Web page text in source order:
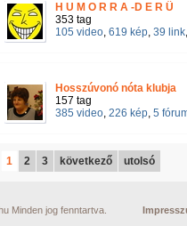
H U M O R R A -D E R Ü
353 tag
105 video, 619 kép, 39 link
Hosszúvonó nóta klubja
157 tag
385 video, 226 kép, 5
1 2 3 következő utolsó
Minden jog fenntartva.